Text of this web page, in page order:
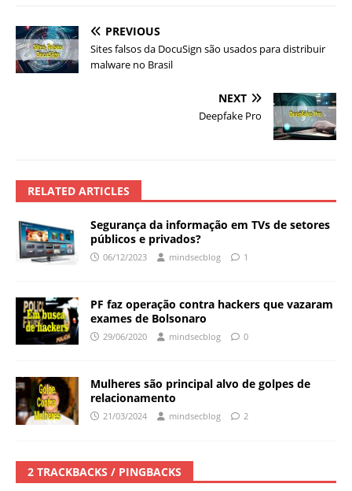
PREVIOUS
Sites falsos da DocuSign são usados para distribuir
malware no Brasil
NEXT
Deepfake Pro
RELATED ARTICLES
Segurança da informação em TVs de setores
públicos e privados?
06/12/2023 mindsecblog 1
PF faz operação contra hackers que vazaram
exames de Bolsonaro
29/06/2020 mindsecblog 0
Mulheres são principal alvo de golpes de
relacionamento
21/03/2024 mindsecblog 2
2 TRACKBACKS / PINGBACKS